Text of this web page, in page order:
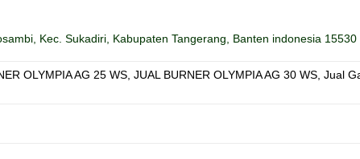
Kec. Sukadiri, Kabupaten Tangerang, Banten indonesia 15530
OLYMPIA AG 25 WS JUAL BURNER OLYMPIA AG 30 WS Jual